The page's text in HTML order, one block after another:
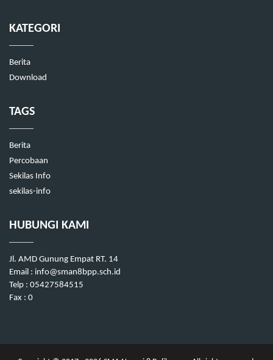
KATEGORI
Berita
Download
TAGS
Berita
Percobaan
Sekilas Info
sekilas-info
HUBUNGI KAMI
Jl. AMD Gunung Empat RT. 14
Email : info@sman8bpp.sch.id
Telp : 05427584515
Fax : 0